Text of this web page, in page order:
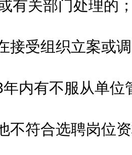
有关部门处理的
受组织立案或调
有不服从单位
符合选聘岗位资